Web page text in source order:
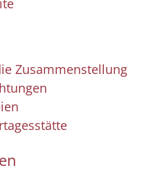
Zusammenstellung